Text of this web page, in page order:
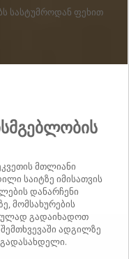
სასტუმროდან ფეხით
მთლიანი
საიტზე იმისათვის
დანარჩენი
მომსახურების
გადაიხადოთ
ადგილზე